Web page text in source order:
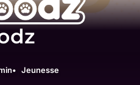
Jeunesse